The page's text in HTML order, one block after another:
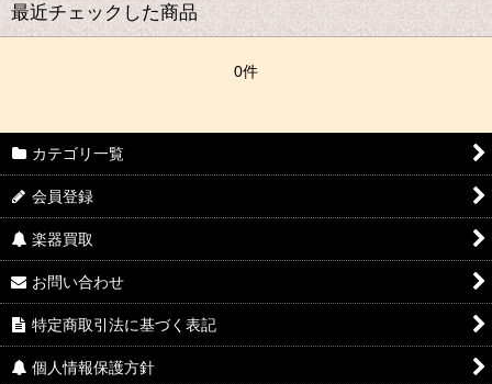
最近チェックした商品
0件
カテゴリ一覧
会員登録
楽器買取
お問い合わせ
特定商取引法に基づく表記
個人情報保護方針